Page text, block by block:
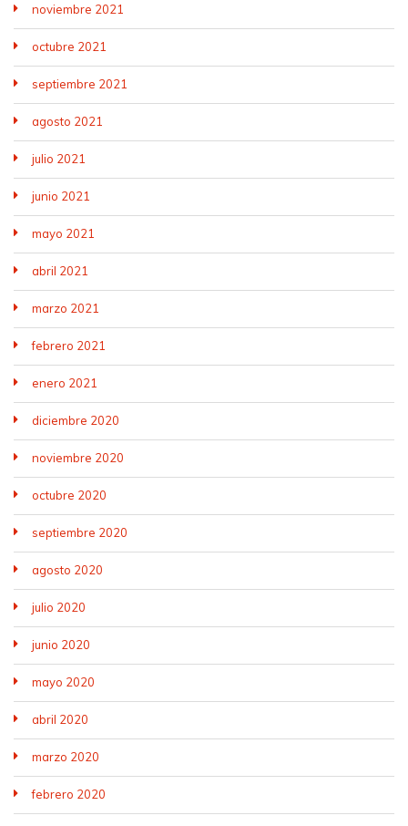
noviembre 2021
octubre 2021
septiembre 2021
agosto 2021
julio 2021
junio 2021
mayo 2021
abril 2021
marzo 2021
febrero 2021
enero 2021
diciembre 2020
noviembre 2020
octubre 2020
septiembre 2020
agosto 2020
julio 2020
junio 2020
mayo 2020
abril 2020
marzo 2020
febrero 2020